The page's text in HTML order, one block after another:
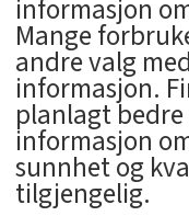
informasjon
Mange
andre valg
informasjon.
planlagt
informasjon
sunnhet og
tilgjengelig.